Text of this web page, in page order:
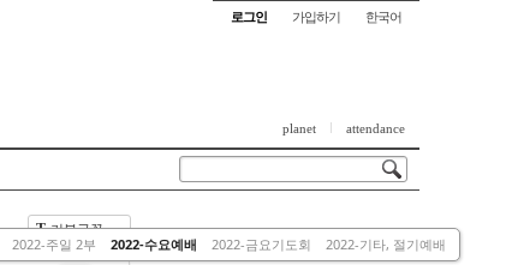
로그인 가입하기 한국어
planet attendance
T 기본글꼴
2022-주일 2부 2022-수요예배 2022-금요기도회 2022-기타, 절기예배
This Category